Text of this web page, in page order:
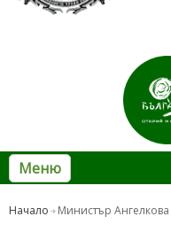
Меню
Начало Министър Ангелкова